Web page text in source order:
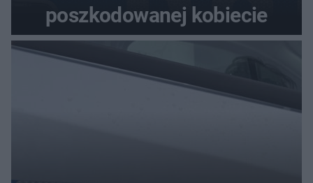
poszkodowanej kobiecie